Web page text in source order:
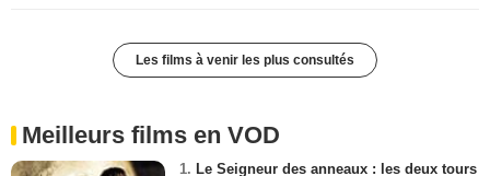
Les films à venir les plus consultés
Meilleurs films en VOD
1. Le Seigneur des anneaux : les deux tours